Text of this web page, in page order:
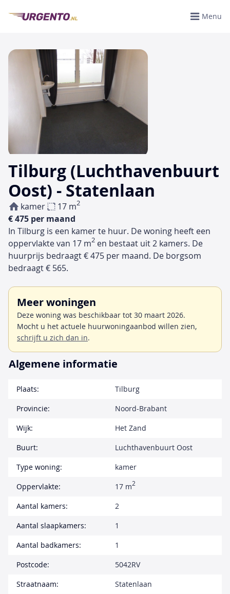
Menu
Tilburg (Luchthavenbuurt
Oost) - Statenlaan
kamer 17 m2
€ 475 per maand
In Tilburg is een kamer te huur. De woning heeft een
oppervlakte van 17 m2 en bestaat uit 2 kamers. De
huurprijs bedraagt € 475 per maand. De borgsom
bedraagt € 565.
Meer woningen
Deze woning was beschikbaar tot 30 maart 2026.
Mocht u het actuele huurwoningaanbod willen zien,
schrijft u zich dan in.
Algemene informatie
Plaats:
Tilburg
Provincie:
Noord-Brabant
Wijk:
Het Zand
Buurt:
Luchthavenbuurt Oost
Type woning:
kamer
Oppervlakte:
17 m2
Aantal kamers:
2
Aantal slaapkamers:
1
Aantal badkamers:
1
Postcode:
5042RV
Straatnaam:
Statenlaan